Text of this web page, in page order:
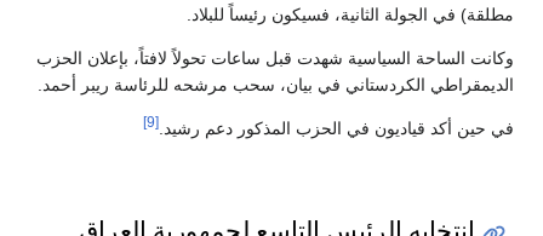
مطلقة) في الجولة الثانية، فسيكون رئيساً للبلاد.
وكانت الساحة السياسية شهدت قبل ساعات تحولاً لافتاً، بإعلان الحزب
الديمقراطي الكردستاني في بيان، سحب مرشحه للرئاسة ريبر أحمد.
في حين أكد قياديون في الحزب المذكور دعم رشيد.[9]